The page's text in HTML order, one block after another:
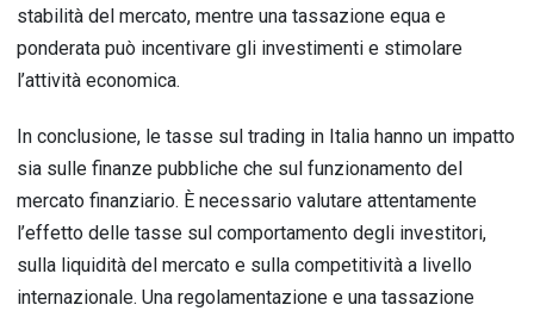
stabilità del mercato, mentre una tassazione equa e
ponderata può incentivare gli investimenti e stimolare
l’attività economica.
In conclusione, le tasse sul trading in Italia hanno un impatto
sia sulle finanze pubbliche che sul funzionamento del
mercato finanziario. È necessario valutare attentamente
l’effetto delle tasse sul comportamento degli investitori,
sulla liquidità del mercato e sulla competitività a livello
internazionale. Una regolamentazione e una tassazione